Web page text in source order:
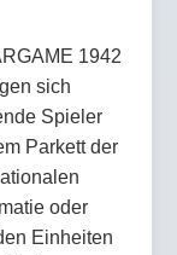
1942
sich
Spieler
Parkett der
oder
Einheiten